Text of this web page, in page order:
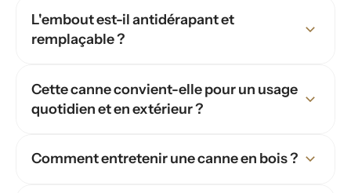
L'embout est-il antidérapant et
remplaçable ?
Cette canne convient-elle pour un usage
quotidien et en extérieur ?
Comment entretenir une canne en bois ?